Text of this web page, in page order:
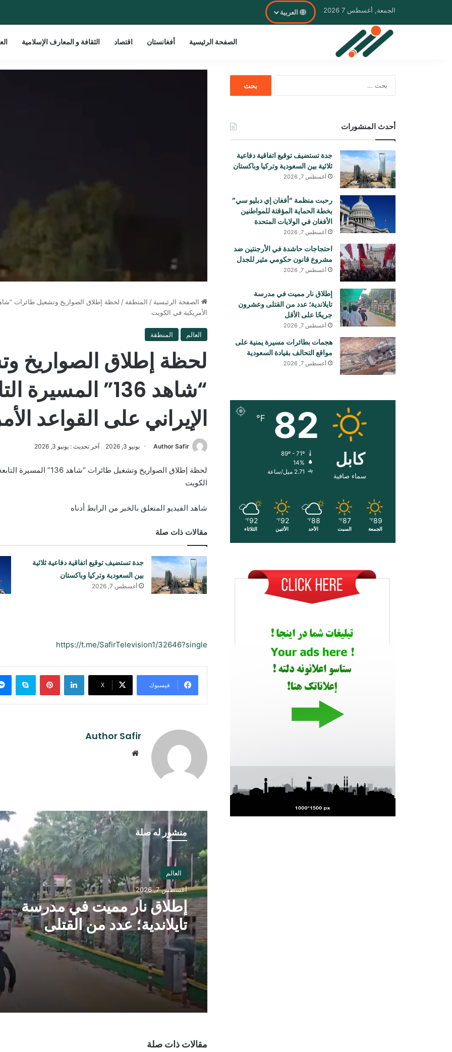
الجمعة, أغسطس 7 2026 العربية
الصفحة الرئيسية أفغانستان اقتصاد الثقافة و المعارف الإسلامية
الصفحة الرئيسية / المنطقة /
الأمريكية في الكويت
العالم المنطقة
لحظة إطلاق الصواريخ
“شاهد 136”
الإيراني على القواعد
Author Safir يونيو 3, 2026 آخر تحديث : يونيو 3, 2026
لحظة إطلاق الصواريخ
الكويت
شاهد الفيديو المتعلق بالخبر من الرابط أدناه
مقالات ذات صلة
جدة تستضيف توقيع اتفاقية دفاعية ثلاثية
بين السعودية وتركيا وباكستان
أغسطس 7, 2026
https://t.me/SafirTelevision1/32646?single
فيسبوك ‫X
لينكدإن بينتيريست
Author Safir
منشور له صلة
العالم
أغسطس 7, 2026
إطلاق نار مميت في مدرسة
تايلاندية؛ عدد من القتلى
وعشرون جريحًا على الأقل
مقالات ذات صلة
أحدث المنشورات
جدة تستضيف توقيع اتفاقية دفاعية
ثلاثية بين السعودية وتركيا وباكستان
أغسطس 7, 2026
رحبت منظمة “أفغان إي دبليو سي”
بخطة الحماية المؤقتة للمواطنين
الأفغان في الولايات المتحدة
أغسطس 7, 2026
احتجاجات حاشدة في الأرجنتين ضد
مشروع قانون حكومي مثير للجدل
أغسطس 7, 2026
إطلاق نار مميت في مدرسة
تايلاندية؛ عدد من القتلى وعشرون
جريحًا على الأقل
أغسطس 7, 2026
هجمات بطائرات مسيرة يمنية على
مواقع التحالف بقيادة السعودية
أغسطس 7, 2026
کابل
سماء صافية
82
℉
14%
2.71 ميل/ساعة
89
℉
الجمعة
87
℉
السبت
88
℉
الأحد
92
℉
الأثنين
92
℉
الثلاثاء